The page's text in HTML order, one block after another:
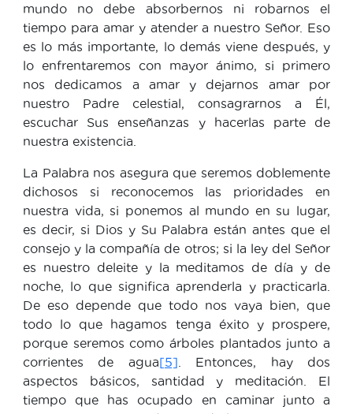
mundo no debe absorbernos ni robarnos el
tiempo para amar y atender a nuestro Señor. Eso
es lo más importante, lo demás viene después, y
lo enfrentaremos con mayor ánimo, si primero
nos dedicamos a amar y dejarnos amar por
nuestro Padre celestial, consagrarnos a Él,
escuchar Sus enseñanzas y hacerlas parte de
nuestra existencia.
La Palabra nos asegura que seremos doblemente
dichosos si reconocemos las prioridades en
nuestra vida, si ponemos al mundo en su lugar,
es decir, si Dios y Su Palabra están antes que el
consejo y la compañía de otros; si la ley del Señor
es nuestro deleite y la meditamos de día y de
noche, lo que significa aprenderla y practicarla.
De eso depende que todo nos vaya bien, que
todo lo que hagamos tenga éxito y prospere,
porque seremos como árboles plantados junto a
corrientes de agua[5] . Entonces, hay dos
aspectos básicos, santidad y meditación. El
tiempo que has ocupado en caminar junto a